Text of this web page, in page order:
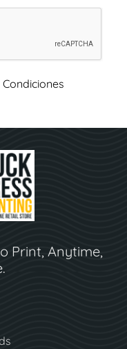
Print, Anytime,